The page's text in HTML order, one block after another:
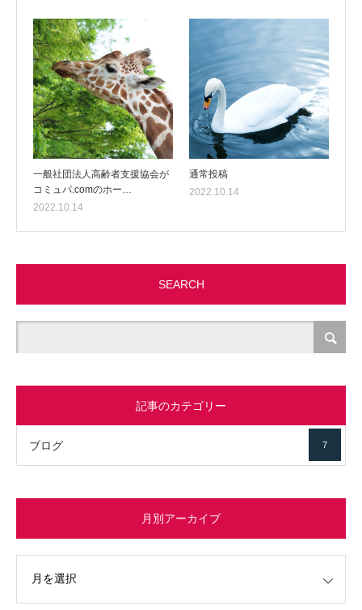
一般社団法人高齢者支援協会が
コミュパ.comのホー…
2022.10.14
通常投稿
2022.10.14
SEARCH
記事のカテゴリー
ブログ 7
月別アーカイブ